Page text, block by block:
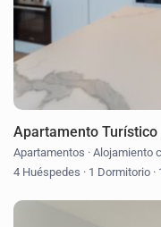
Apartamento Turístico
Apartamentos · Alojamiento
4 Huéspedes · 1 Dormitorio ·